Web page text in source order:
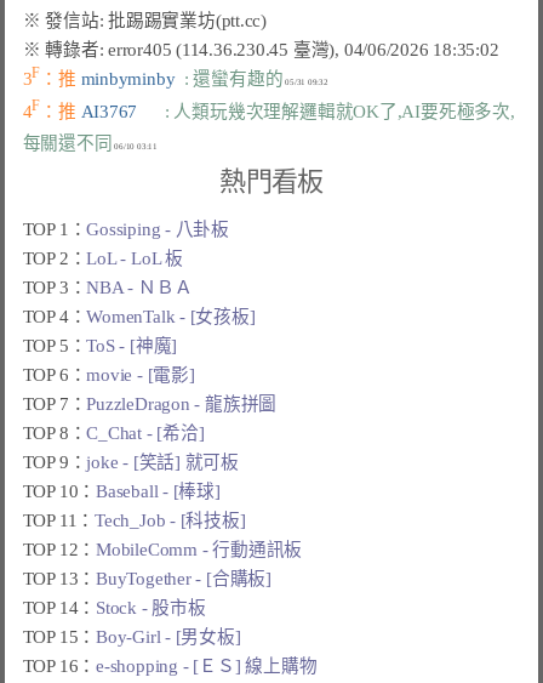
3F ：推 minbyminby : 還蠻有趣的
4F ：推 AI3767 : 人類玩幾次理解邏輯就OK了,AI要死極多次,
每關還不同
熱門看板
TOP 1：Gossiping - 八卦板
TOP 2：LoL - LoL 板
TOP 3：NBA - ＮＢＡ
TOP 4：WomenTalk - [女孩板]
TOP 5：ToS - [神魔]
TOP 6：movie - [電影]
TOP 7：PuzzleDragon - 龍族拼圖
TOP 8：C_Chat - [希洽]
TOP 9：joke - [笑話] 就可板
TOP 10：Baseball - [棒球]
TOP 11：Tech_Job - [科技板]
TOP 12：MobileComm - 行動通訊板
TOP 13：BuyTogether - [合購板]
TOP 14： Stock - 股市板
TOP 15：Boy-Girl - [男女板]
TOP 16：e-shopping - [ＥＳ] 線上購物